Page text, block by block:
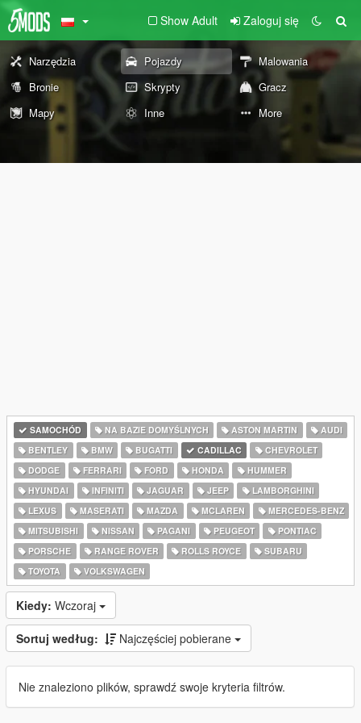
Show Adult Zaloguj się
Narzędzia Pojazdy
Malowania
Bronie
Skrypty
Gracz
Mapy
Inne More
SAMOCHÓD NA BAZIE DOMYŚLNYCH ASTON MARTIN
AUDI
BENTLEY
BMW BUGATTI CADILLAC
CHEVROLET
DODGE
FERRARI FORD HONDA
HUMMER
HYUNDAI
INFINITI JAGUAR JEEP
LAMBORGHINI
LEXUS
MASERATI MAZDA MCLAREN
MERCEDES-BENZ
MITSUBISHI
NISSAN PAGANI PEUGEOT
PONTIAC
PORSCHE
RANGE ROVER ROLLS ROYCE
SUBARU
TOYOTA
VOLKSWAGEN
Kiedy: Wczoraj
Sortuj według: Najczęściej pobierane
Nie znaleziono plików, sprawdź swoje kryteria filtrów.